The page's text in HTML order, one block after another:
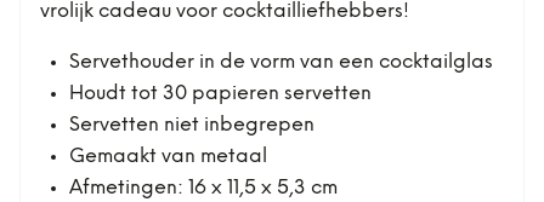
vrolijk cadeau voor cocktailliefhebbers!
Servethouder in de vorm van een cocktailglas
Houdt tot 30 papieren servetten
Servetten niet inbegrepen
Gemaakt van metaal
Afmetingen: 16 x 11,5 x 5,3 cm